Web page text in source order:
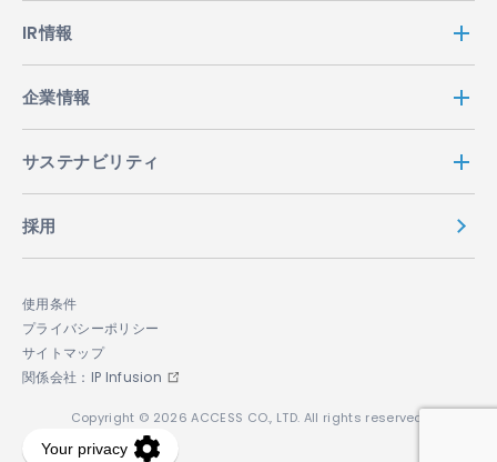
IR情報
企業情報
サステナビリティ
採用
使用条件
プライバシーポリシー
サイトマップ
関係会社：IP Infusion
Copyright © 2026 ACCESS CO., LTD. All rights reserved.